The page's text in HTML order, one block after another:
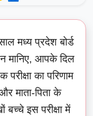
मध्य प्रदेश बोर्ड
मानिए, आपके दिल
का परिणाम
माता-पिता के
बच्चे इस परीक्षा में